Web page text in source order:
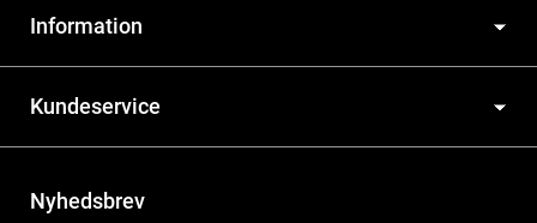
Information
Kundeservice
Nyhedsbrev